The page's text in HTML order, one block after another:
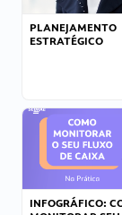
PLANEJAMENTO
ESTRATÉGICO
INFOGRÁFICO: